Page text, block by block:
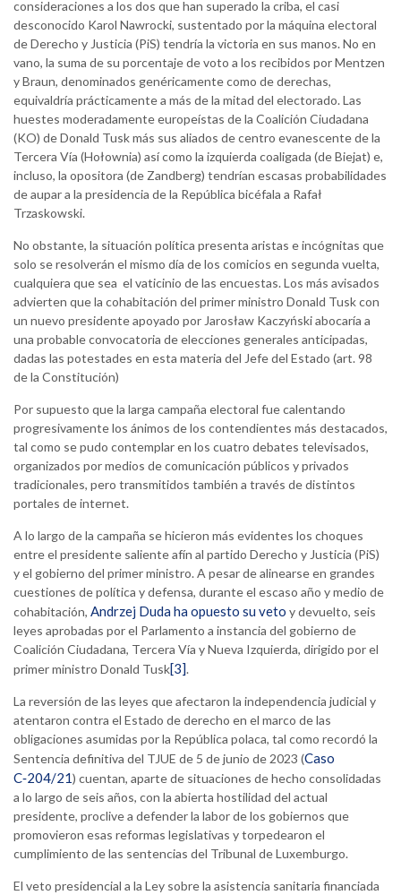
consideraciones a los dos que han superado la criba, el casi
desconocido Karol Nawrocki, sustentado por la máquina electoral
de Derecho y Justicia (PiS) tendría la victoria en sus manos. No en
vano, la suma de su porcentaje de voto a los recibidos por Mentzen
y Braun, denominados genéricamente como de derechas,
equivaldría prácticamente a más de la mitad del electorado. Las
huestes moderadamente europeístas de la Coalición Ciudadana
(KO) de Donald Tusk más sus aliados de centro evanescente de la
Tercera Vía (Hołownia) así como la izquierda coaligada (de Biejat) e,
incluso, la opositora (de Zandberg) tendrían escasas probabilidades
de aupar a la presidencia de la República bicéfala a Rafał
Trzaskowski.
No obstante, la situación política presenta aristas e incógnitas que
solo se resolverán el mismo día de los comicios en segunda vuelta,
cualquiera que sea el vaticinio de las encuestas. Los más avisados
advierten que la cohabitación del primer ministro Donald Tusk con
un nuevo presidente apoyado por Jarosław Kaczyński abocaría a
una probable convocatoria de elecciones generales anticipadas,
dadas las potestades en esta materia del Jefe del Estado (art. 98
de la Constitución)
Por supuesto que la larga campaña electoral fue calentando
progresivamente los ánimos de los contendientes más destacados,
tal como se pudo contemplar en los cuatro debates televisados,
organizados por medios de comunicación públicos y privados
tradicionales, pero transmitidos también a través de distintos
portales de internet.
A lo largo de la campaña se hicieron más evidentes los choques
entre el presidente saliente afín al partido Derecho y Justicia (PiS)
y el gobierno del primer ministro. A pesar de alinearse en grandes
cuestiones de política y defensa, durante el escaso año y medio de
cohabitación, Andrzej Duda ha opuesto su veto y devuelto, seis
leyes aprobadas por el Parlamento a instancia del gobierno de
Coalición Ciudadana, Tercera Vía y Nueva Izquierda, dirigido por el
primer ministro Donald Tusk[3].
La reversión de las leyes que afectaron la independencia judicial y
atentaron contra el Estado de derecho en el marco de las
obligaciones asumidas por la República polaca, tal como recordó la
Sentencia definitiva del TJUE de 5 de junio de 2023 (Caso
C‑204/21) cuentan, aparte de situaciones de hecho consolidadas
a lo largo de seis años, con la abierta hostilidad del actual
presidente, proclive a defender la labor de los gobiernos que
promovieron esas reformas legislativas y torpedearon el
cumplimiento de las sentencias del Tribunal de Luxemburgo.
El veto presidencial a la Ley sobre la asistencia sanitaria financiada